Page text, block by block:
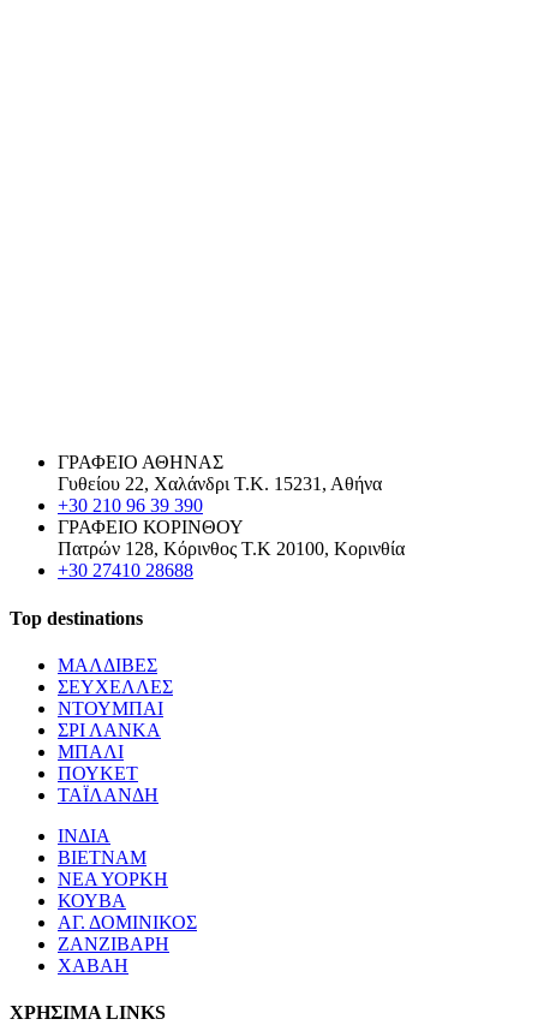
ΓΡΑΦΕΙΟ ΑΘΗΝΑΣ
Γυθείου 22, Χαλάνδρι Τ.Κ. 15231, Αθήνα
+30 210 96 39 390
ΓΡΑΦΕΙΟ ΚΟΡΙΝΘΟΥ
Πατρών 128, Κόρινθος Τ.Κ 20100, Κορινθία
+30 27410 28688
Top destinations
ΜΑΛΔΙΒΕΣ
ΣΕΥΧΕΛΛΕΣ
ΝΤΟΥΜΠΑΙ
ΣΡΙ ΛΑΝΚΑ
ΜΠΑΛΙ
ΠΟΥΚΕΤ
ΤΑΪΛΑΝΔΗ
ΙΝΔΙΑ
ΒΙΕΤΝΑΜ
ΝΕΑ ΥΟΡΚΗ
ΚΟΥΒΑ
ΑΓ. ΔΟΜΙΝΙΚΟΣ
ΖΑΝΖΙΒΑΡΗ
ΧΑΒΑΗ
ΧΡΗΣΙΜΑ LINKS